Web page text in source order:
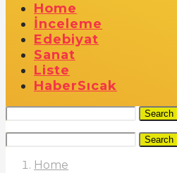
Home
İnceleme
Edebiyat
Sanat
Liste
HaberSıcak
Search
Search
Home